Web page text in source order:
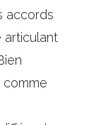
accords
articulant